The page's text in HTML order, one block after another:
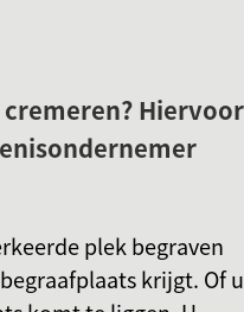
Hiervoor
plek begraven
krijgt. Of u